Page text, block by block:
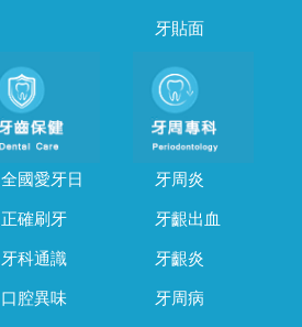
牙貼面
全國愛牙日
正確刷牙
牙科通識
口腔異味
牙周炎
牙齦出血
牙齦炎
牙周病